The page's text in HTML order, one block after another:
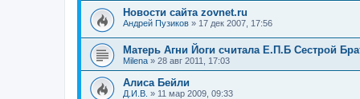
Новости сайта zovnet.ru
Андрей Пузиков » 17 дек 2007, 17:56
Матерь Агни Йоги считала Е.П.Б Сестрой
Milena » 28 авг 2011, 17:03
Алиса Бейли
Д.И.В. » 11 мар 2009, 09:33